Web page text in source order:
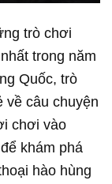
trò chơi
trong năm
Quốc, trò
về câu chuyện
chơi vào
khám phá
hào hùng